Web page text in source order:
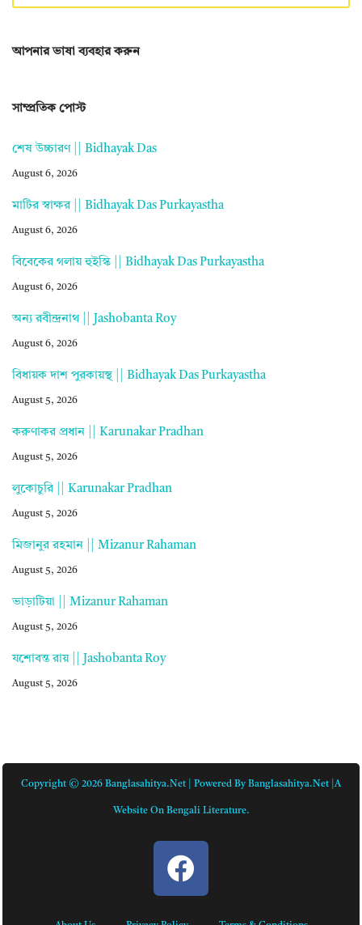
আপনার ভাষা ব্যবহার করুন
সাম্প্রতিক পোস্ট
শেষ উচ্চারণ || Bidhayak Das
August 6, 2026
মাটির স্বাক্ষর || Bidhayak Das Purkayastha
August 6, 2026
বিবেকের গলায় হুইস্কি || Bidhayak Das Purkayastha
August 6, 2026
অন্য রবীন্দ্রনাথ || Jashobanta Roy
August 6, 2026
বিধায়ক দাশ পুরকায়স্থ || Bidhayak Das Purkayastha
August 5, 2026
করুণাকর প্রধান || Karunakar Pradhan
August 5, 2026
লুকোচুরি || Karunakar Pradhan
August 5, 2026
মিজানুর রহমান || Mizanur Rahaman
August 5, 2026
ভাড়াটিয়া || Mizanur Rahaman
August 5, 2026
যশোবন্ত রায় || Jashobanta Roy
August 5, 2026
Copyright © 2026 Banglasahitya.net | Powered By Banglasahitya.net |A
Website On Bengali Literature.